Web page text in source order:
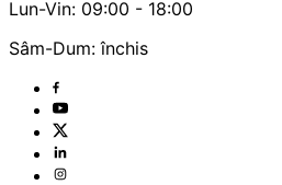
Lun-Vin: 09:00 - 18:00
Sâm-Dum: închis